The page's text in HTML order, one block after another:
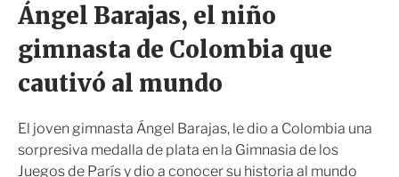
i
o
r
Ángel Barajas, el niño
gimnasta de Colombia que
cautivó al mundo
El joven gimnasta Ángel Barajas, le dio a Colombia una
sorpresiva medalla de plata en la Gimnasia de los
Juegos de París y dio a conocer su historia al mundo